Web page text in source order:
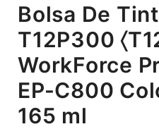
Bolsa De
T12P300
WorkForce
EP-C800
165 ml